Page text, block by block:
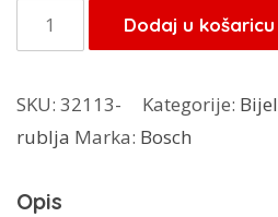
Bosch
perilica
WGG242Z2BY
količina
Dodaj u košaricu
SKU: 32113- Kategorije:
rublja Marka: Bosch
Opis